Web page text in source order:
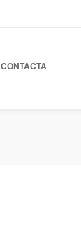
CONTACTA